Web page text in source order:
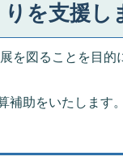
を支援し
を図ることを目的
補助をいたします。